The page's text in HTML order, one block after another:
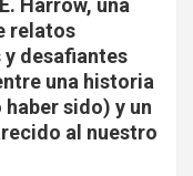
Harrow, una
relatos
desafiantes
una historia
sido) y un
al nuestro